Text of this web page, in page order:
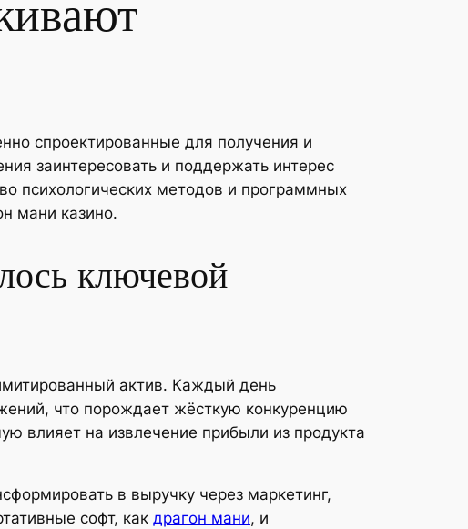
спроектированные для получения и
заинтересовать и поддержать интерес
психологических методов и программных
мани казино.
ключевой
актив. Каждый день
что порождает жёсткую конкуренцию
влияет на извлечение прибыли из продукта
в выручку через маркетинг,
софт, как драгон мани, и